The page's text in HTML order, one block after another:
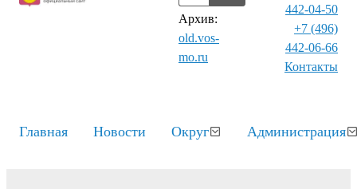
Архив:
old.vos-
mo.ru
442-04-50
+7 (496)
442-06-66
Контакты⁠
Главная Новости Округ Администрация